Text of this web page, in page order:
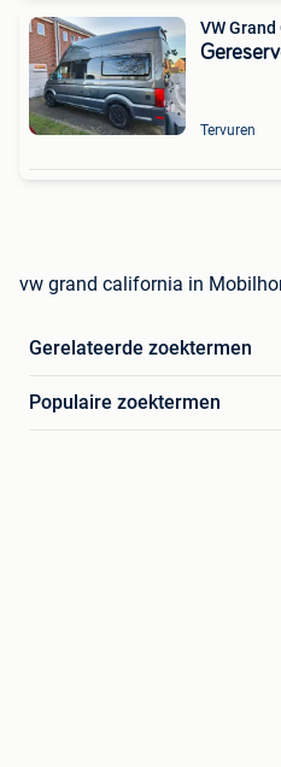
VW
Tervuren
vw grand california in
Gerelateerde zoektermen
Populaire zoektermen